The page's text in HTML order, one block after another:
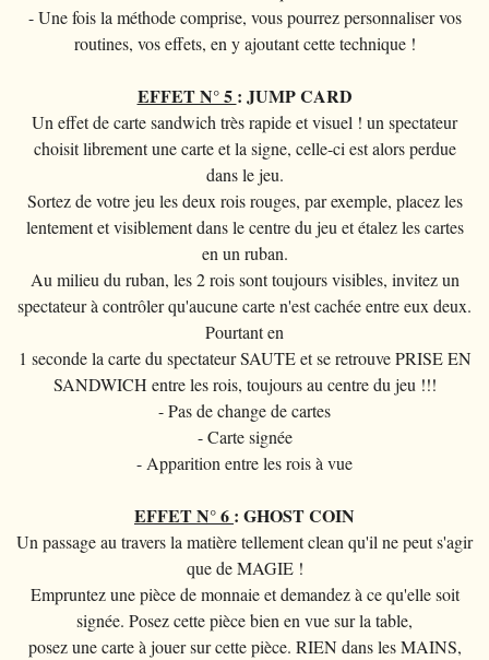
- Une fois la méthode comprise, vous pourrez personnaliser vos
routines, vos effets, en y ajoutant cette technique !
EFFET N° 5 : JUMP CARD
Un effet de carte sandwich très rapide et visuel ! un spectateur
choisit librement une carte et la signe, celle-ci est alors perdue
dans le jeu.
Sortez de votre jeu les deux rois rouges, par exemple, placez les
lentement et visiblement dans le centre du jeu et étalez les cartes
en un ruban.
Au milieu du ruban, les 2 rois sont toujours visibles, invitez un
spectateur à contrôler qu'aucune carte n'est cachée entre eux deux.
Pourtant en
1 seconde la carte du spectateur SAUTE et se retrouve PRISE EN
SANDWICH entre les rois, toujours au centre du jeu !!!
- Pas de change de cartes
- Carte signée
- Apparition entre les rois à vue
EFFET N° 6 : GHOST COIN
Un passage au travers la matière tellement clean qu'il ne peut s'agir
que de MAGIE !
Empruntez une pièce de monnaie et demandez à ce qu'elle soit
signée. Posez cette pièce bien en vue sur la table,
posez une carte à jouer sur cette pièce. RIEN dans les MAINS,